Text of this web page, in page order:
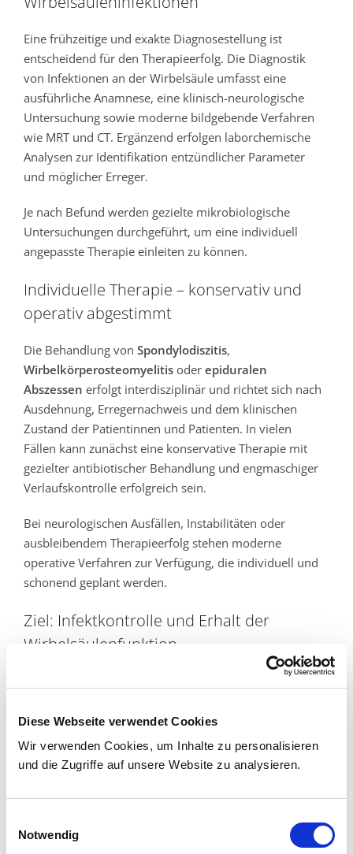
Diese Webseite verwendet Cookies
Wir verwenden Cookies, um Inhalte zu personalisieren
und die Zugriffe auf unsere Website zu analysieren.
Notwendig
Eine frühzeitige und exakte Diagnosestellung ist
entscheidend für den Therapieerfolg. Die Diagnostik
von Infektionen an der Wirbelsäule umfasst eine
ausführliche Anamnese, eine klinisch-neurologische
Untersuchung sowie moderne bildgebende Verfahren
wie MRT und CT. Ergänzend erfolgen laborchemische
Analysen zur Identifikation entzündlicher Parameter
und möglicher Erreger.
Je nach Befund werden gezielte mikrobiologische
Untersuchungen durchgeführt, um eine individuell
angepasste Therapie einleiten zu können.
Individuelle Therapie – konservativ und
operativ abgestimmt
Die Behandlung von Spondylodiszitis,
Wirbelkörperosteomyelitis oder epiduralen
Abszessen erfolgt interdisziplinär und richtet sich nach
Ausdehnung, Erregernachweis und dem klinischen
Zustand der Patientinnen und Patienten. In vielen
Fällen kann zunächst eine konservative Therapie mit
gezielter antibiotischer Behandlung und engmaschiger
Verlaufskontrolle erfolgreich sein.
Bei neurologischen Ausfällen, Instabilitäten oder
ausbleibendem Therapieerfolg stehen moderne
operative Verfahren zur Verfügung, die individuell und
schonend geplant werden.
Ziel: Infektkontrolle und Erhalt der
Wirbelsäulenfunktion
Schäden sowie der Erhalt oder die Wiederherstellung
der Stabilität der Wirbelsäule. Eine strukturierte
Nachsorge und rehabilitative Maßnahmen
verbessern die Lebensqualität.
Ihre Vorteile auf einen Blick